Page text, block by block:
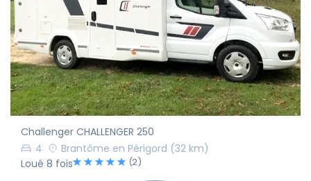
Challenger CHALLENGER 250
4
Brantôme en Périgord (32 km)
Loué 8 fois
(2)